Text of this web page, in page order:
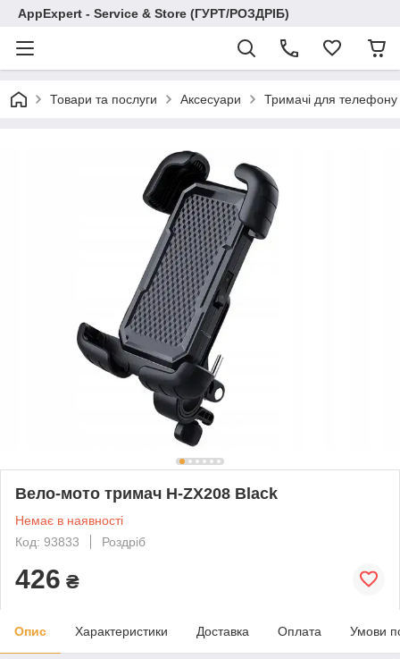
AppExpert - Service & Store (ГУРТ/РОЗДРІБ)
Товари та послуги Аксесуари Тримачі для
Вело-мото тримач H-ZX208 Black
Немає в наявності
Код: 93833
Роздріб
426 ₴
Опис Характеристики Доставка Оплата Умови